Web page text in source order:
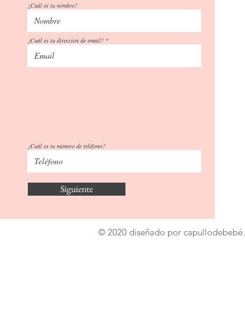
¿Cuál es tu nombre?
¿Cuál es tu dirección de email?
¿Cuál es tu número de teléfono?
Siguiente
© 2020 diseñado por capullodebebé.